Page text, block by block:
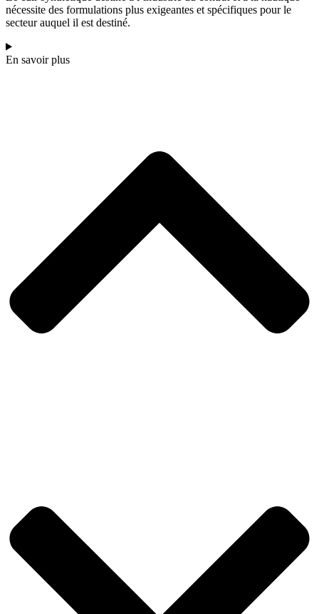
nécessite des formulations plus exigeantes et spécifiques pour le
secteur auquel il est destiné.
En savoir plus